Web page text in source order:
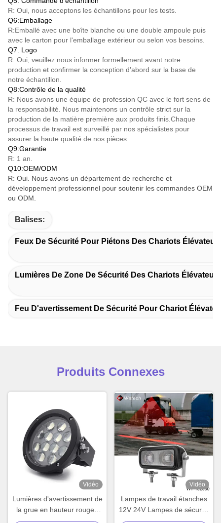
R: Oui, nous acceptons les échantillons pour les tests.
Q6:Emballage
R:Emballé avec une boîte blanche ou une double ampoule puis
avec le carton pour l'emballage extérieur ou selon vos besoins.
Q7. Logo
R: Oui, veuillez nous informer formellement avant notre
production et confirmer la conception d'abord sur la base de
notre échantillon.
Q8:Contrôle de la qualité
R: Nous avons une équipe de profession QC avec le fort sens de
la responsabilité. Nous maintenons un contrôle strict sur la
production de la matière première aux produits finis.Chaque
processus de travail est surveillé par nos spécialistes pour
assurer la haute qualité de nos pièces.
Q9:Garantie
R: 1 an.
Q10:OEM/ODM
R: Oui. Nous avons un département de recherche et
développement professionnel pour soutenir les commandes OEM
ou ODM.
Balises:
Feux De Sécurité Pour Piétons Des Chariots
Lumières De Zone De Sécurité Des Chariots Élévateurs
Feu D'avertissement De Sécurité Pour Chariot
Produits Connexes
Vidéo
Lumières d'avertissement de
la grue en hauteur rouge /
bleu personnalisées
Vidéo
Lampes de travail étanches
12V 24V Lampes de sécurité
pour piétons 30W